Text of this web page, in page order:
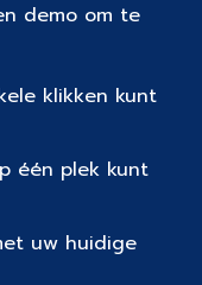
demo om te
klikken kunt
één plek kunt
uw huidige